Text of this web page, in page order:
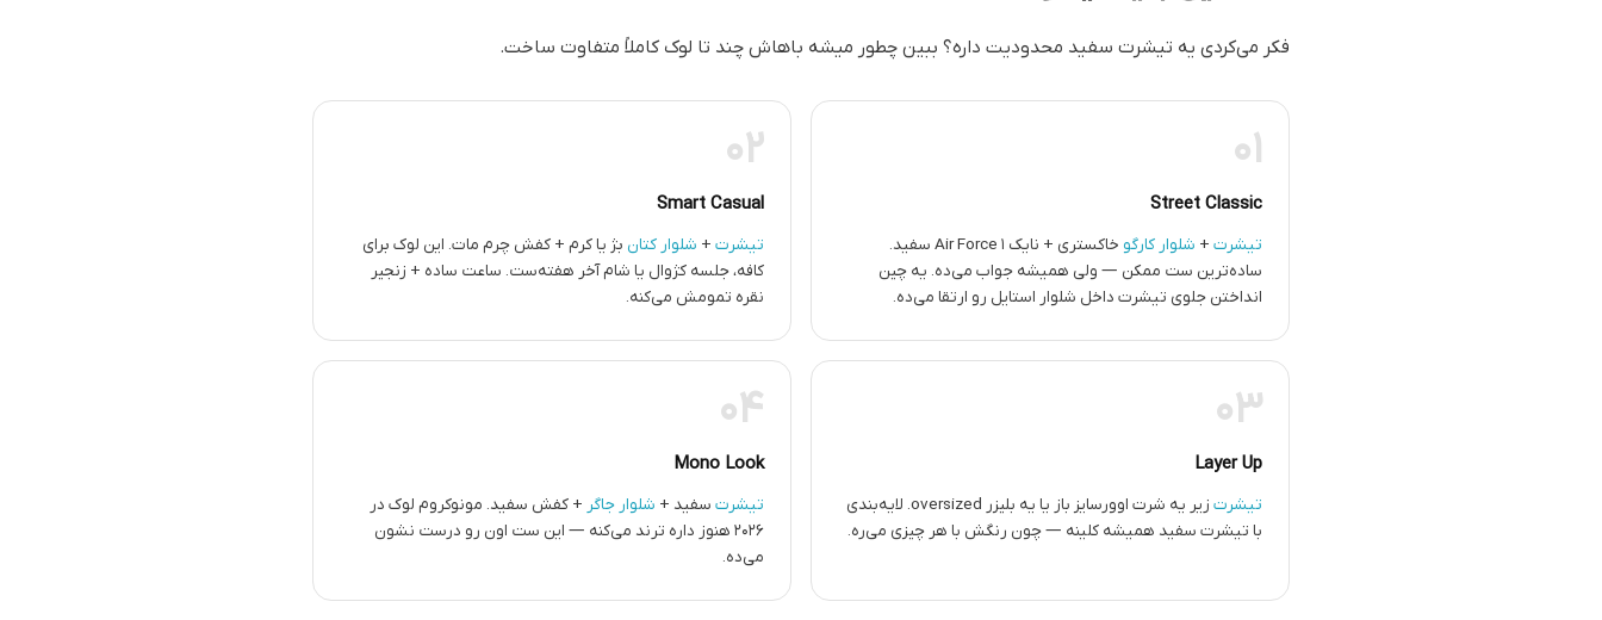
فکر می‌کردی یه تیشرت سفید محدودیت داره؟ ببین چطور میشه باهاش چند تا لوک کاملاً متفاوت ساخت.
01
Street Classic
تیشرت + شلوار کارگو
خاکستری + نایک Air Force 1 سفید.
ساده‌ترین ست ممکن — ولی همیشه جواب می‌ده. یه چین
انداختن جلوی تیشرت داخل شلوار استایل رو ارتقا می‌ده.
02
Smart Casual
تیشرت + شلوار کتان بژ یا کرم + کفش چرم مات. این لوک برای
کافه، جلسه کژوال یا شام آخر هفته‌ست. ساعت ساده + زنجیر
نقره تمومش می‌کنه.
03
Layer Up
تیشرت
زیر یه شرت اوورسایز باز یا یه بلیزر oversized. لایه‌بندی
با تیشرت سفید همیشه کلینه — چون رنگش با هر چیزی می‌ره.
04
Mono Look
تیشرت سفید + شلوار جاگر + کفش سفید. مونوکروم لوک در
۲۰۲۶ هنوز داره ترند می‌کنه — این ست اون رو درست نشون
می‌ده.